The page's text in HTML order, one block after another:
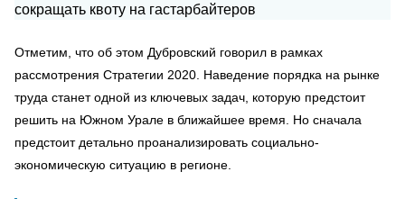
Отметим, что об этом Дубровский говорил в рамках
рассмотрения Стратегии 2020. Наведение порядка на рынке
труда станет одной из ключевых задач, которую предстоит
решить на Южном Урале в ближайшее время. Но сначала
предстоит детально проанализировать социально-
экономическую ситуацию в регионе.